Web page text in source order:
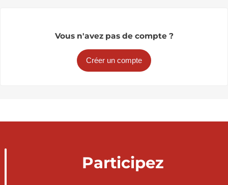
Vous n'avez pas de compte ?
Créer un compte
Participez